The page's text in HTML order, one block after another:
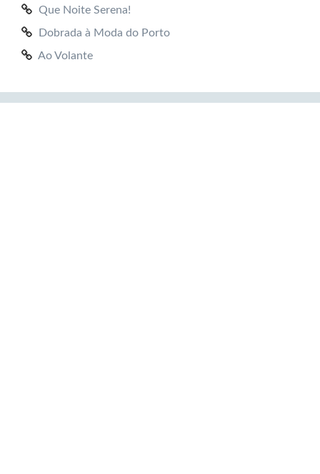
Que Noite Serena!
Dobrada à Moda do Porto
Ao Volante